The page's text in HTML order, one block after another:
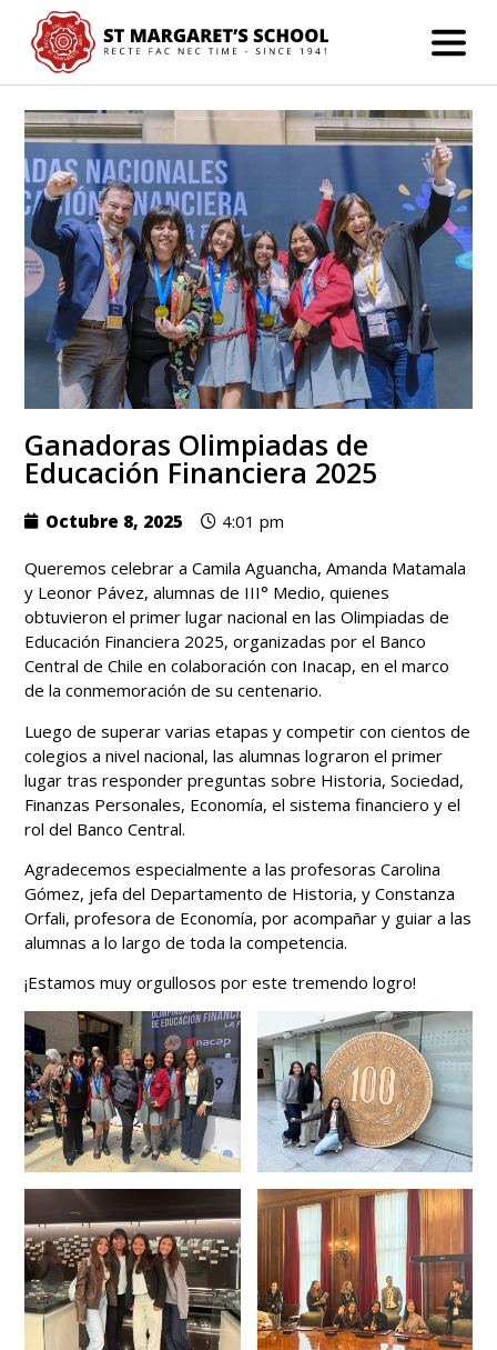
Ganadoras Olimpiadas de
Educación Financiera 2025
Octubre 8, 2025 4:01 pm
Queremos celebrar a Camila Aguancha, Amanda Matamala
y Leonor Pávez, alumnas de III° Medio, quienes
obtuvieron el primer lugar nacional en las Olimpiadas de
Educación Financiera 2025, organizadas por el Banco
Central de Chile en colaboración con Inacap, en el marco
de la conmemoración de su centenario.
Luego de superar varias etapas y competir con cientos de
colegios a nivel nacional, las alumnas lograron el primer
lugar tras responder preguntas sobre Historia, Sociedad,
Finanzas Personales, Economía, el sistema financiero y el
rol del Banco Central.
Agradecemos especialmente a las profesoras Carolina
Gómez, jefa del Departamento de Historia, y Constanza
Orfali, profesora de Economía, por acompañar y guiar a las
alumnas a lo largo de toda la competencia.
¡Estamos muy orgullosos por este tremendo logro!